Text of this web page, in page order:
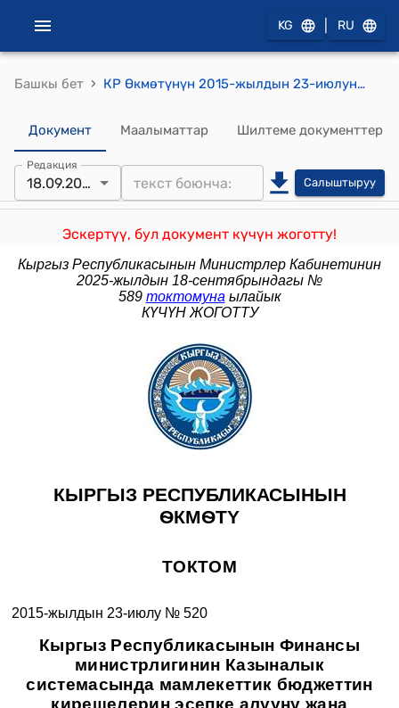
KG RU
Башкы бет › КР Өкмөтүнүн 2015-жылдын 23-июлундагы № 520 "Кыргыз Республикасынын Финансы министрлигинин Казыналык системасында мамлекеттик бюджеттин кирешелерин эсепке алууну жана бөлүштүрүүнү жүргүзүү тартиби жөнүндө нускаманы бекитүү тууралуу" токтому
Документ Маалыматтар Шилтеме документтер
Редакция
18.09.2025 Салыштыруу
Эскертүү, бул документ күчүн жоготту!